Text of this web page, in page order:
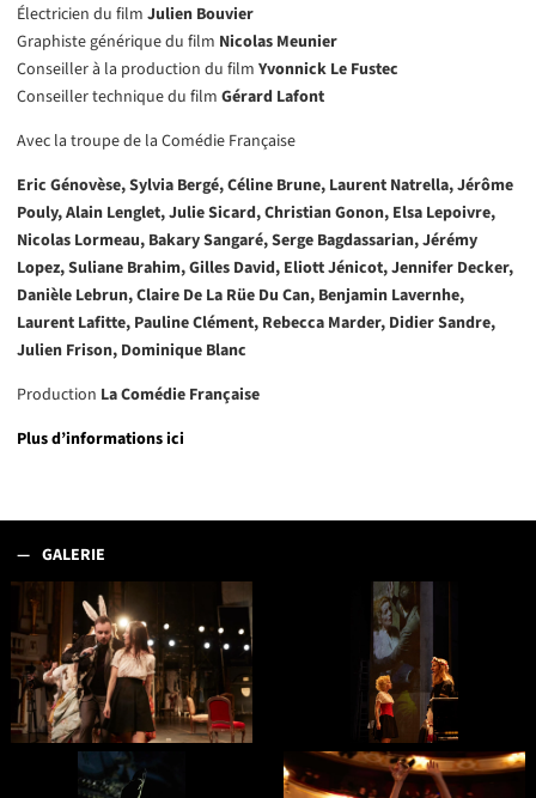
Électricien du film Julien Bouvier
Graphiste générique du film Nicolas Meunier
Conseiller à la production du film Yvonnick Le Fustec
Conseiller technique du film Gérard Lafont
Avec la troupe de la Comédie Française
Eric Génovèse, Sylvia Bergé, Céline Brune, Laurent Natrella, Jérôme
Pouly, Alain Lenglet, Julie Sicard, Christian Gonon, Elsa Lepoivre,
Nicolas Lormeau, Bakary Sangaré, Serge Bagdassarian, Jérémy
Lopez, Suliane Brahim, Gilles David, Eliott Jénicot, Jennifer Decker,
Danièle Lebrun, Claire De La Rüe Du Can, Benjamin Lavernhe,
Laurent Lafitte, Pauline Clément, Rebecca Marder, Didier Sandre,
Julien Frison, Dominique Blanc
Production La Comédie Française
Plus d’informations ici
GALERIE